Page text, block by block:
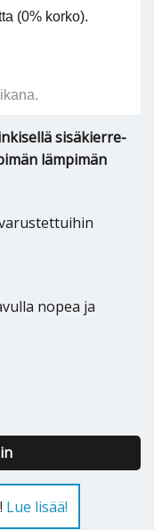
(0% korko).
sisäkierre-
lämpimän
nopea ja
1x230 80xR15 määrä
Lue lisää!